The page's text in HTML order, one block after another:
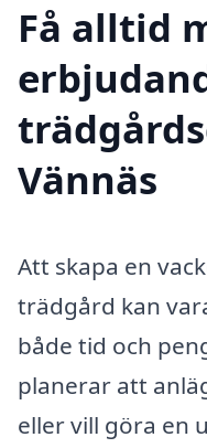
Få alltid
Vännäs
Att skapa en
trädgård kan
både tid och
planerar att
eller vill göra en